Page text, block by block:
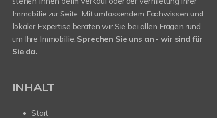
Immobilie zur Seite. Mit umfassendem Fachwissen und
lokaler Expertise beraten wir Sie bei allen Fragen rund
um Ihre Immobilie. Sprechen Sie uns an - wir sind für
Sie da.
INHALT
Start